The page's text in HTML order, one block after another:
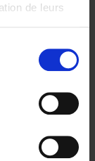
de leurs
Building